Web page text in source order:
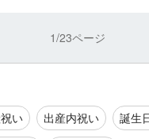
1/23ページ
い 出産内祝い
誕生